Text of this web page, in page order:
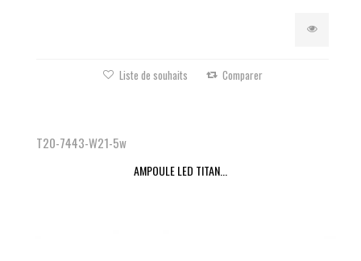
Liste de souhaits Comparer
T20-7443-W21-5w
AMPOULE LED TITAN...